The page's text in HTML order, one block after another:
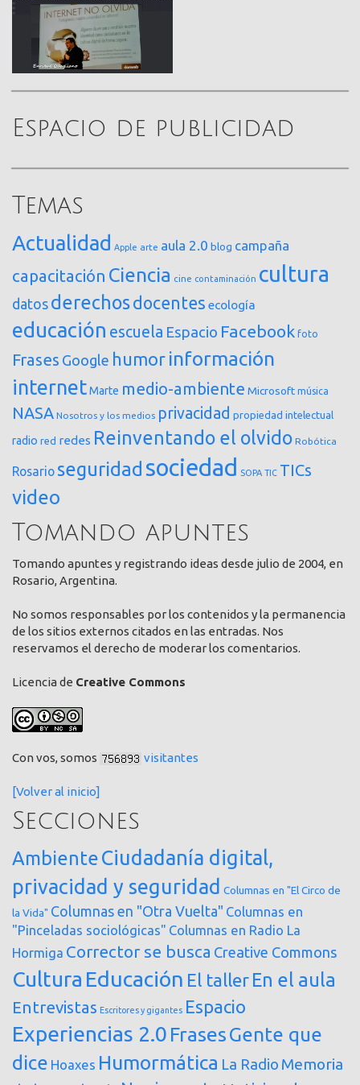
Espacio de publicidad
Temas
Actualidad Apple arte aula 2.0 blog campaña
capacitación Ciencia cine contaminación cultura
datos derechosdocentes ecología
educación escuela Espacio Facebook foto
Frases Google humor información
internetMarte medio-ambiente Microsoft música
NASA Nosotros y los medios privacidad propiedad intelectual
radio red redes Reinventando el olvido Robótica
Rosario seguridad sociedad SOPA TIC TICs
video
Tomando apuntes
Tomando apuntes y registrando ideas desde julio de 2004, en
Rosario, Argentina.
No somos responsables por los contenidos y la permanencia
de los sitios externos citados en las entradas. Nos
reservamos el derecho de moderar los comentarios.
Licencia de Creative Commons
Con vos, somos visitantes
[Volver al inicio]
Secciones
AmbienteCiudadanía digital,
privacidad y seguridad Columnas en "El Circo de
la Vida" Columnas en "Otra Vuelta" Columnas en
"Pinceladas sociológicas" Columnas en Radio La
Hormiga Corrector se busca Creative Commons
Cultura Educación El taller En el aula
Entrevistas Escritores y gigantes Espacio
Experiencias 2.0 FrasesGente que
dice Hoaxes Humormática La Radio Memoria